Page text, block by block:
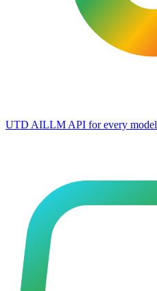
UTD AILLM API for every model